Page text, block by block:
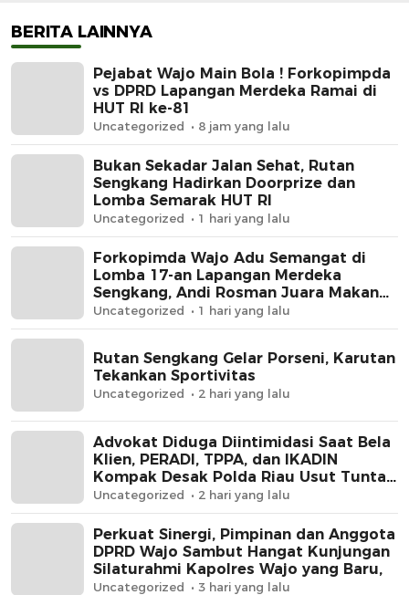
BERITA LAINNYA
Pejabat Wajo Main Bola ! Forkopimpda
vs DPRD Lapangan Merdeka Ramai di
HUT RI ke-81
Uncategorized 8 jam yang lalu
Bukan Sekadar Jalan Sehat, Rutan
Sengkang Hadirkan Doorprize dan
Lomba Semarak HUT RI
Uncategorized 1 hari yang lalu
Forkopimda Wajo Adu Semangat di
Lomba 17-an Lapangan Merdeka
Sengkang, Andi Rosman Juara Makan
Krupuk
Uncategorized 1 hari yang lalu
Rutan Sengkang Gelar Porseni, Karutan
Tekankan Sportivitas
Uncategorized 2 hari yang lalu
Advokat Diduga Diintimidasi Saat Bela
Klien, PERADI, TPPA, dan IKADIN
Kompak Desak Polda Riau Usut Tuntas
Dugaan Premanisme
Uncategorized 2 hari yang lalu
Perkuat Sinergi, Pimpinan dan Anggota
DPRD Wajo Sambut Hangat Kunjungan
Silaturahmi Kapolres Wajo yang Baru,
Uncategorized 3 hari yang lalu